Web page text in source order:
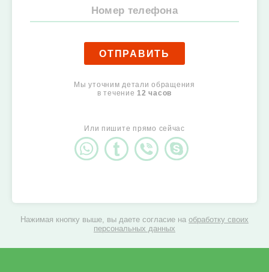
ОТПРАВИТЬ
Мы уточним детали обращения
в течение 12 часов
Или пишите прямо сейчас
Нажимая кнопку выше, вы даете согласие на обработку своих
персональных данных